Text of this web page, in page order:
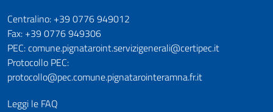
Numeri utili
Centralino: +39 0776 949012
Fax: +39 0776 949306
PEC: comune.pignataroint.servizigenerali@certipec.it
Protocollo PEC:
protocollo@pec.comune.pignatarointeramna.fr.it
Leggi le FAQ